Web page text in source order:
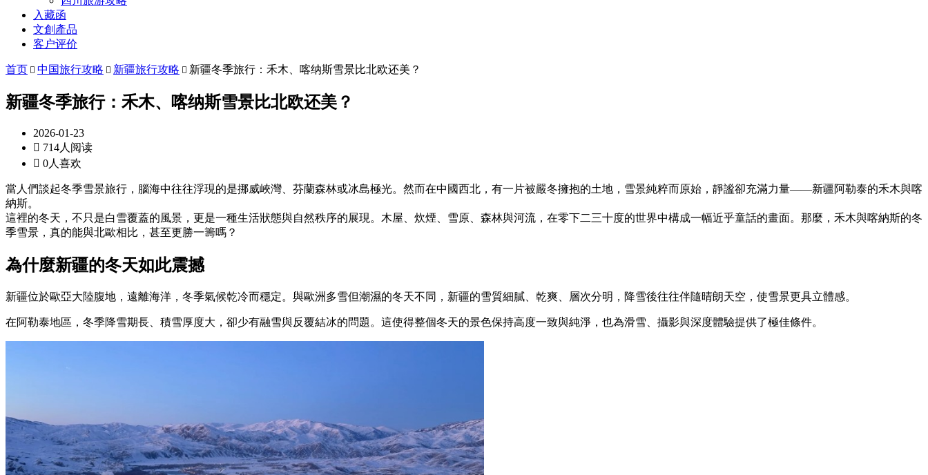
入藏函
文創產品
客户评价
首页  中国旅行攻略  新疆旅行攻略  新疆冬季旅行：禾木、喀纳斯雪景比北欧还美？
新疆冬季旅行：禾木、喀纳斯雪景比北欧还美？
2026-01-23
 714人阅读
 0人喜欢
當人們談起冬季雪景旅行，腦海中往往浮現的是挪威峽灣、芬蘭森林或冰島極光。然而在中國西北，有一片被嚴冬擁抱的土地，雪景純粹而原始，靜謐卻充滿力量——新疆阿勒泰的禾木與喀
納斯。
這裡的冬天，不只是白雪覆蓋的風景，更是一種生活狀態與自然秩序的展現。木屋、炊煙、雪原、森林與河流，在零下二三十度的世界中構成一幅近乎童話的畫面。那麼，禾木與喀納斯的冬
季雪景，真的能與北歐相比，甚至更勝一籌嗎？
為什麼新疆的冬天如此震撼
新疆位於歐亞大陸腹地，遠離海洋，冬季氣候乾冷而穩定。與歐洲多雪但潮濕的冬天不同，新疆的雪質細膩、乾爽、層次分明，降雪後往往伴隨晴朗天空，使雪景更具立體感。
在阿勒泰地區，冬季降雪期長、積雪厚度大，卻少有融雪與反覆結冰的問題。這使得整個冬天的景色保持高度一致與純淨，也為滑雪、攝影與深度體驗提供了極佳條件。